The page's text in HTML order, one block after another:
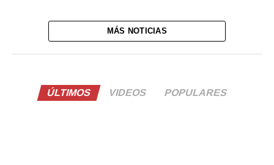
MÁS NOTICIAS
ÚLTIMOS VIDEOS POPULARES